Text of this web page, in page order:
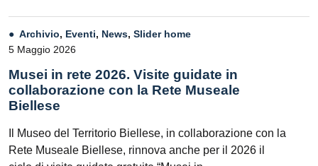
Archivio, Eventi, News, Slider home
5 Maggio 2026
Musei in rete 2026. Visite guidate in
collaborazione con la Rete Museale
Biellese
Il Museo del Territorio Biellese, in collaborazione con la
Rete Museale Biellese, rinnova anche per il 2026 il